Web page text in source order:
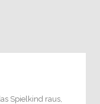
Spielkind raus,